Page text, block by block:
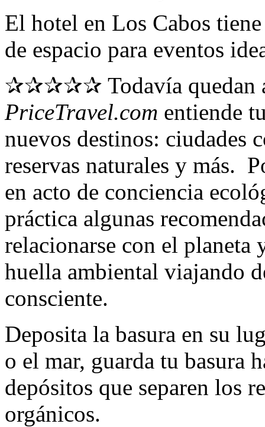
El hotel en Los Cabos
de espacio para eventos
✰✰✰✰✰ Todavía quedan
PriceTravel.com entiende
nuevos destinos: ciudades
reservas naturales y más.
en acto de conciencia
práctica algunas
relacionarse con el planeta
huella ambiental viajando
consciente.
Deposita la basura en su
o el mar, guarda tu basura
depósitos que separen los
orgánicos.